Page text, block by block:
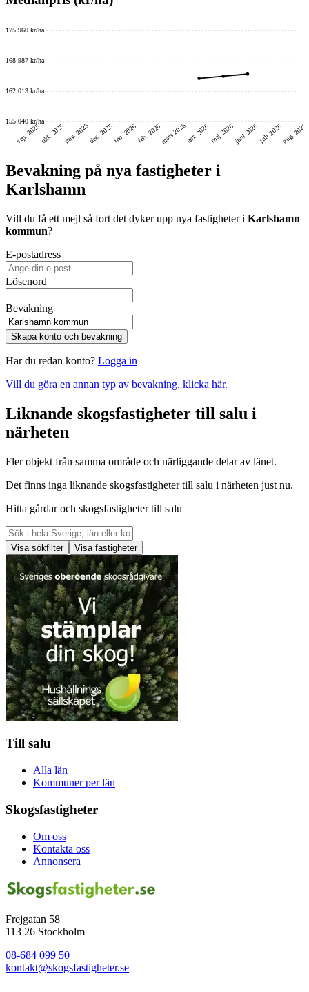
155 040 kr/ha
162 013 kr/ha
168 987 kr/ha
175 960 kr/ha
sep. 2025okt. 2025nov. 2025dec. 2025jan. 2026feb. 2026mars 2026apr. 2026maj 2026juni 2026juli 2026aug. 2026
Bevakning på nya fastigheter i
Karlshamn
Vill du få ett mejl så fort det dyker upp nya fastigheter i Karlshamn
kommun?
E-postadress
Lösenord
Bevakning
Skapa konto och bevakning
Har du redan konto? Logga in
Vill du göra en annan typ av bevakning, klicka här.
Liknande skogsfastigheter till salu i
närheten
Fler objekt från samma område och närliggande delar av länet.
Det finns inga liknande skogsfastigheter till salu i närheten just nu.
Hitta gårdar och skogsfastigheter till salu
Visa sökfilter Visa fastigheter
Till salu
Alla län
Kommuner per län
Skogsfastigheter
Om oss
Kontakta oss
Annonsera
Frejgatan 58
113 26 Stockholm
08-684 099 50
kontakt@skogsfastigheter.se